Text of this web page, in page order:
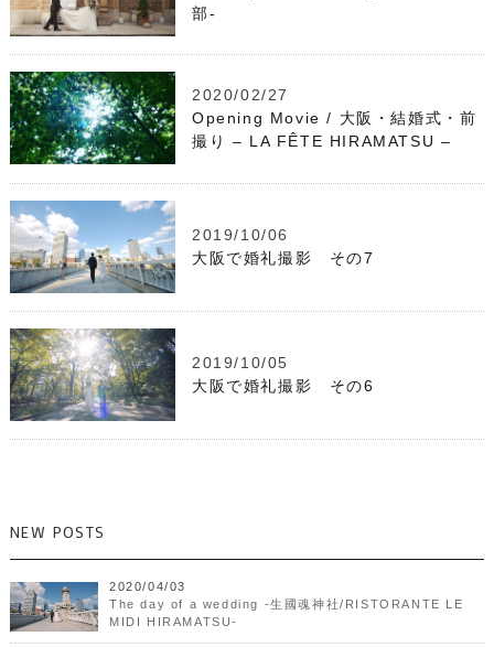
部-
2020/02/27
Opening Movie / 大阪・結婚式・前
撮り – LA FÊTE HIRAMATSU –
2019/10/06
大阪で婚礼撮影 その7
2019/10/05
大阪で婚礼撮影 その6
NEW POSTS
2020/04/03
The day of a wedding -生國魂神社/RISTORANTE LE
MIDI HIRAMATSU-